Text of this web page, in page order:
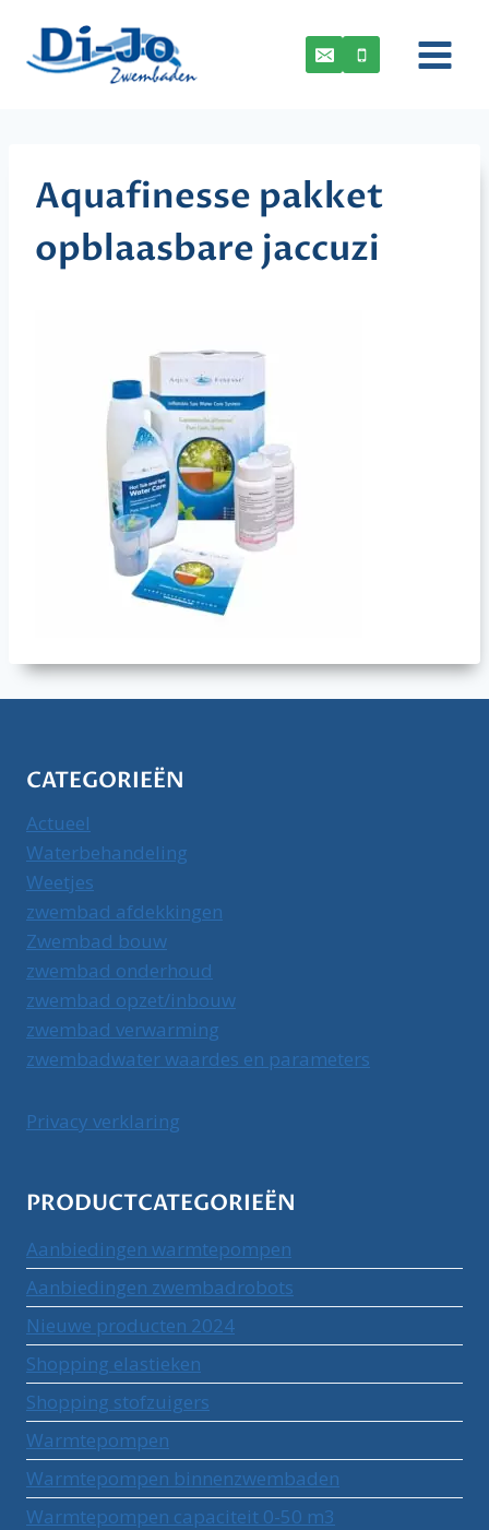
inhoud
Aquafinesse pakket
opblaasbare jaccuzi
CATEGORIEËN
Actueel
Waterbehandeling
Weetjes
zwembad afdekkingen
Zwembad bouw
zwembad onderhoud
zwembad opzet/inbouw
zwembad verwarming
zwembadwater waardes en parameters
Privacy verklaring
PRODUCTCATEGORIEËN
Aanbiedingen warmtepompen
Aanbiedingen zwembadrobots
Nieuwe producten 2024
Shopping elastieken
Shopping stofzuigers
Warmtepompen
Warmtepompen binnenzwembaden
Warmtepompen capaciteit 0-50 m3